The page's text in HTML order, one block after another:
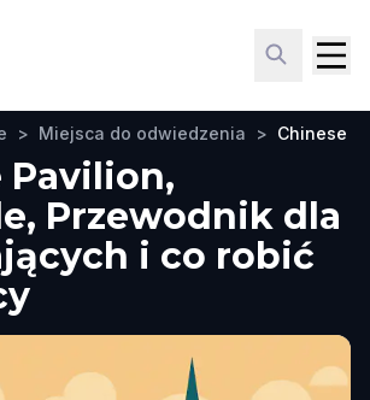
> Miejsca do odwiedzenia > Chinese
Pavilion,
Przewodnik dla
i co robić